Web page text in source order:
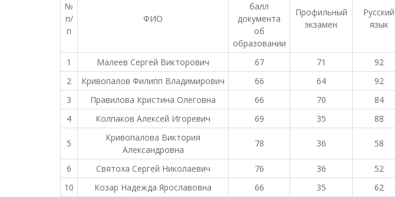
№
п/
п
ФИО
балл
документа
об
образовании
Профильный
экзамен
Русский
язык
1 Малеев Сергей Викторович 67 71 92
2
Кривопалов Филипп Владимирович 66 64 92
3
Правилова Кристина Олеговна 66 70 84
4
Колпаков Алексей Игоревич 69 35 88
5
Кривопалова Виктория
Александровна
78 36 58
6 Святоха Сергей Николаевич 76 36 52
10
Козар Надежда Ярославовна 66 35 62